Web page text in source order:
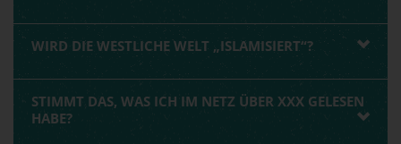
WIRD DIE WESTLICHE WELT „ISLAMISIERT“?
STIMMT DAS, WAS ICH IM NETZ ÜBER XXX GELESEN
HABE?